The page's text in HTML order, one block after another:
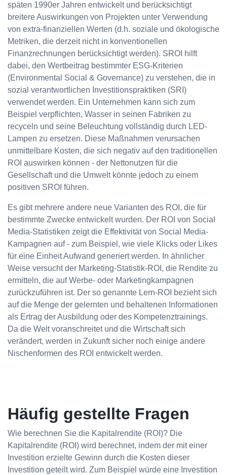
späten 1990er Jahren entwickelt und berücksichtigt
breitere Auswirkungen von Projekten unter Verwendung
von extra-finanziellen Werten (d.h. soziale und ökologische
Metriken, die derzeit nicht in konventionellen
Finanzrechnungen berücksichtigt werden). SROI hilft
dabei, den Wertbeitrag bestimmter ESG-Kriterien
(Environmental Social & Governance) zu verstehen, die in
sozial verantwortlichen Investitionspraktiken (SRI)
verwendet werden. Ein Unternehmen kann sich zum
Beispiel verpflichten, Wasser in seinen Fabriken zu
recyceln und seine Beleuchtung vollständig durch LED-
Lampen zu ersetzen. Diese Maßnahmen verursachen
unmittelbare Kosten, die sich negativ auf den traditionellen
ROI auswirken können - der Nettonutzen für die
Gesellschaft und die Umwelt könnte jedoch zu einem
positiven SROI führen.
Es gibt mehrere andere neue Varianten des ROI, die für
bestimmte Zwecke entwickelt wurden. Der ROI von Social
Media-Statistiken zeigt die Effektivität von Social Media-
Kampagnen auf - zum Beispiel, wie viele Klicks oder Likes
für eine Einheit Aufwand generiert werden. In ähnlicher
Weise versucht der Marketing-Statistik-ROI, die Rendite zu
ermitteln, die auf Werbe- oder Marketingkampagnen
zurückzuführen ist. Der so genannte Lern-ROI bezieht sich
auf die Menge der gelernten und behaltenen Informationen
als Ertrag der Ausbildung oder des Kompetenztrainings.
Da die Welt voranschreitet und die Wirtschaft sich
verändert, werden in Zukunft sicher noch einige andere
Nischenformen des ROI entwickelt werden.
Häufig gestellte Fragen
Wie berechnen Sie die Kapitalrendite (ROI)? Die
Kapitalrendite (ROI) wird berechnet, indem der mit einer
Investition erzielte Gewinn durch die Kosten dieser
Investition geteilt wird. Zum Beispiel würde eine Investition